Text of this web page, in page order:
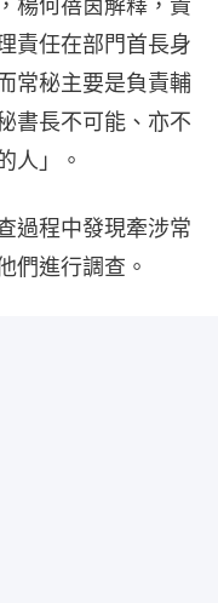
楊何蓓茵解釋，責
責任在部門首長身
常秘主要是負責輔
書長不可能、亦不
人」。
過程中發現牽涉常
們進行調查。